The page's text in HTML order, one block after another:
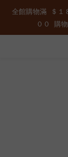
全館購物滿  ＄１
００  購
全館購物滿  ＄１
００  購
加入官